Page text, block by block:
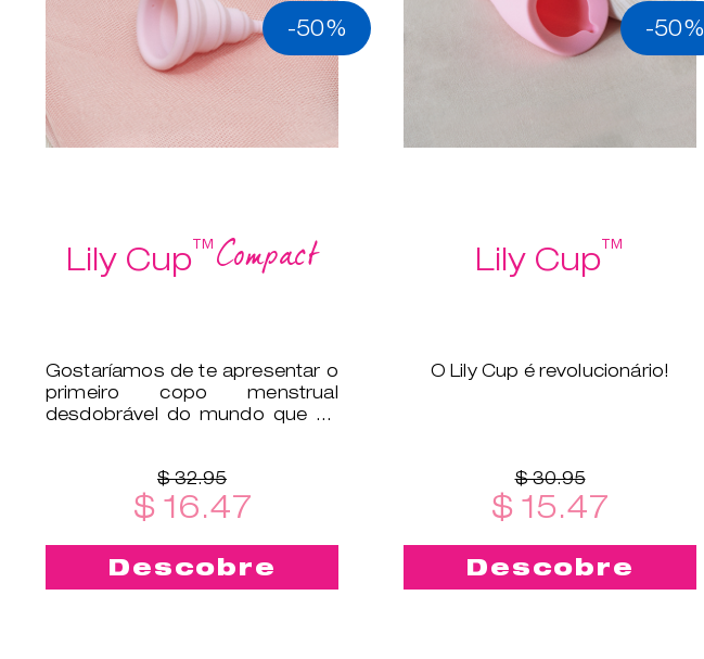
-50%
Lily Cup™Compact
Gostaríamos de te apresentar o
primeiro copo menstrual
desdobrável do mundo que se
$ 32.95
$ 16.47
Descobre
-50%
Lily Cup™
O Lily Cup é revolucionário!
$ 30.95
$ 15.47
Descobre